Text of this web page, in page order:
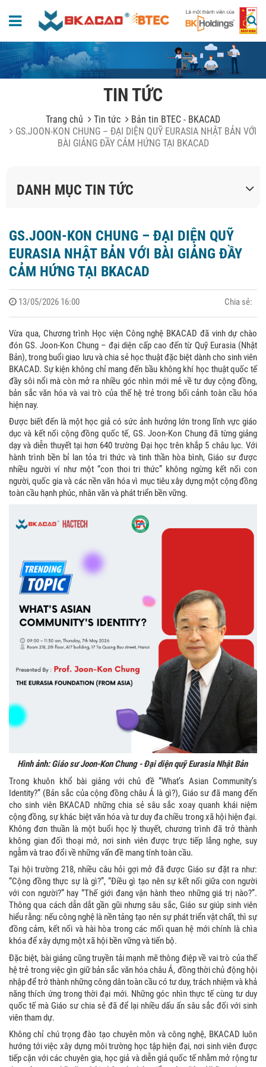
TIN TỨC
Trang chủ Tin tức
Bản tin BTEC - BKACAD
GS.JOON-KON CHUNG – ĐẠI DIỆN QUỸ EURASIA NHẬT BẢN VỚI
BÀI GIẢNG ĐẦY CẢM HỨNG TẠI BKACAD
DANH MỤC TIN TỨC
GS.JOON-KON CHUNG – ĐẠI DIỆN QUỸ
EURASIA NHẬT BẢN VỚI BÀI GIẢNG ĐẦY
CẢM HỨNG TẠI BKACAD
13/05/2026 16:00 Chia sẻ:
Vừa qua, Chương trình Học viện Công nghệ BKACAD đã vinh dự chào
đón GS. Joon-Kon Chung – đại diện cấp cao đến từ Quỹ Eurasia (Nhật
Bản), trong buổi giao lưu và chia sẻ học thuật đặc biệt dành cho sinh viên
BKACAD. Sự kiện không chỉ mang đến bầu không khí học thuật quốc tế
đầy sôi nổi mà còn mở ra nhiều góc nhìn mới mẻ về tư duy cộng đồng,
bản sắc văn hóa và vai trò của thế hệ trẻ trong bối cảnh toàn cầu hóa
hiện nay.
Được biết đến là một học giả có sức ảnh hưởng lớn trong lĩnh vực giáo
dục và kết nối cộng đồng quốc tế, GS. Joon-Kon Chung đã từng giảng
dạy và diễn thuyết tại hơn 640 trường Đại học trên khắp 5 châu lục. Với
hành trình bền bỉ lan tỏa tri thức và tinh thần hòa bình, Giáo sư được
nhiều người ví như một “con thoi tri thức” không ngừng kết nối con
người, quốc gia và các nền văn hóa vì mục tiêu xây dựng một cộng đồng
toàn cầu hạnh phúc, nhân văn và phát triển bền vững.
Hình ảnh: Giáo sư Joon-Kon Chung - Đại diện quỹ Eurasia Nhật Bản
Trong khuôn khổ bài giảng với chủ đề “What’s Asian Community’s
Identity?” (Bản sắc của cộng đồng châu Á là gì?), Giáo sư đã mang đến
cho sinh viên BKACAD những chia sẻ sâu sắc xoay quanh khái niệm
cộng đồng, sự khác biệt văn hóa và tư duy đa chiều trong xã hội hiện đại.
Không đơn thuần là một buổi học lý thuyết, chương trình đã trở thành
không gian đối thoại mở, nơi sinh viên được trực tiếp lắng nghe, suy
ngẫm và trao đổi về những vấn đề mang tính toàn cầu.
Tại hội trường 218, nhiều câu hỏi gợi mở đã được Giáo sư đặt ra như:
“Cộng đồng thực sự là gì?”, “Điều gì tạo nên sự kết nối giữa con người
với con người?” hay “Thế giới đang vận hành theo những giá trị nào?”.
Thông qua cách dẫn dắt gần gũi nhưng sâu sắc, Giáo sư giúp sinh viên
hiểu rằng: nếu công nghệ là nền tảng tạo nên sự phát triển vật chất, thì sự
đồng cảm, kết nối và hài hòa trong các mối quan hệ mới chính là chìa
khóa để xây dựng một xã hội bền vững và tiến bộ.
Đặc biệt, bài giảng cũng truyền tải mạnh mẽ thông điệp về vai trò của thế
hệ trẻ trong việc gìn giữ bản sắc văn hóa châu Á, đồng thời chủ động hội
nhập để trở thành những công dân toàn cầu có tư duy, trách nhiệm và khả
năng thích ứng trong thời đại mới. Những góc nhìn thực tế cùng tư duy
quốc tế mà Giáo sư chia sẻ đã để lại nhiều dấu ấn sâu sắc đối với sinh
viên tham dự.
Không chỉ chú trọng đào tạo chuyên môn và công nghệ, BKACAD luôn
hướng tới việc xây dựng môi trường học tập hiện đại, nơi sinh viên được
tiếp cận với các chuyên gia, học giả và diễn giả quốc tế nhằm mở rộng tư